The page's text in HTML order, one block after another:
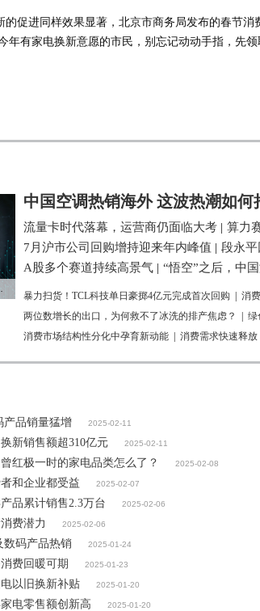
的促进同样效果显著，北京市商务局发布的春节消
年有家电换新意愿的市民，别忘记动动手指，先领
已下达
中国空调热销海外 这波热潮如何
流量卡时代落幕，运营商仍面临大考 | 算力
7月沪市公司回购增持迎来年内峰值 | 段永平
A股多个赛道持续高景气 | “悟空”之后，中
暴力扫货！TCL科技单日豪掷4亿元完成首次回购
消
两位数增长的出口，为何救不了冰洗的排产焦虑？
绿
消费市场结构性分化中孕育新动能
消费需求快速释
产品销量猛增 2025-02-11
新销售额超310亿元 2025-02-11
红极一时的家电品类怎么了？ 2025-02-08
和企业都受益 2025-02-07
品累计销售2.3万台 2025-02-06
费潜力 2025-02-06
数码产品热销 2025-01-24
费回暖可期 2025-01-23
以旧换新补贴 2025-01-20
电零售额创新高 2025-01-20